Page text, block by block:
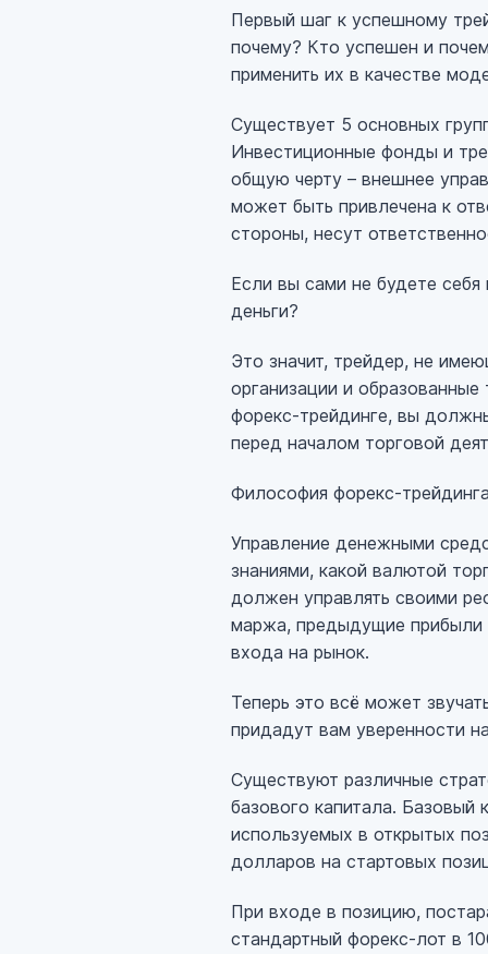
Первый шаг к успешному
почему? Кто успешен и
применить их в качестве
Существует 5 основных
Инвестиционные фонды и
общую черту – внешнее
может быть привлечена к
стороны, несут
Если вы сами не будете себя
деньги?
Это значит, трейдер, не
организации и
форекс-трейдинге, вы
перед началом торговой
Философия форекс-
Управление денежными
знаниями, какой валютой
должен управлять своими
маржа, предыдущие прибыли
входа на рынок.
Теперь это всё может
придадут вам уверенности
Существуют различные
базового капитала. Базовый
используемых в открытых
долларов на стартовых
При входе в позицию,
стандартный форекс-лот в